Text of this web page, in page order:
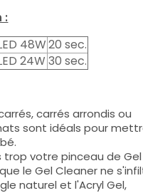
:
48W20 sec.
24W 30 sec.
carrés arrondis ou
sont idéals pour
trop votre pinceau de Gel
le Gel Cleaner ne
naturel et l'Acryl Gel,